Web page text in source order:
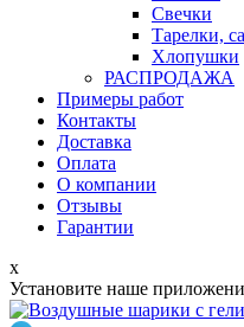
Свечки
Тарелки,
Хлопушки
РАСПРОДАЖА
Примеры работ
Контакты
Доставка
Оплата
О компании
Отзывы
Гарантии
x
Установите наше